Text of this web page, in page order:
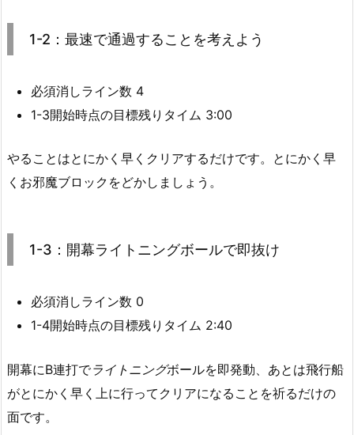
1-2：最速で通過することを考えよう
必須消しライン数 4
1-3開始時点の目標残りタイム 3:00
やることはとにかく早くクリアするだけです。とにかく早
くお邪魔ブロックをどかしましょう。
1-3：開幕ライトニングボールで即抜け
必須消しライン数 0
1-4開始時点の目標残りタイム 2:40
開幕にB連打でライトニングボールを即発動、あとは飛行船
がとにかく早く上に行ってクリアになることを祈るだけの
面です。